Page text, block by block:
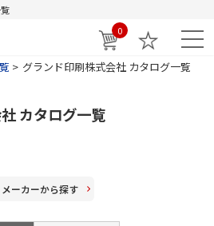
0
グランド印刷株式会社 カタログ一覧
カタログ一覧
メーカーから探す